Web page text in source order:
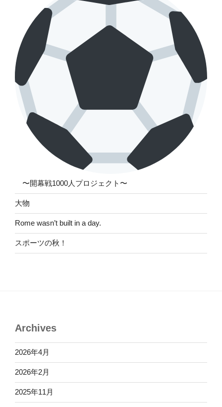
〜開幕戦1000人プロジェクト〜
大物
Rome wasn’t built in a day.
スポーツの秋！
Archives
2026年4月
2026年2月
2025年11月